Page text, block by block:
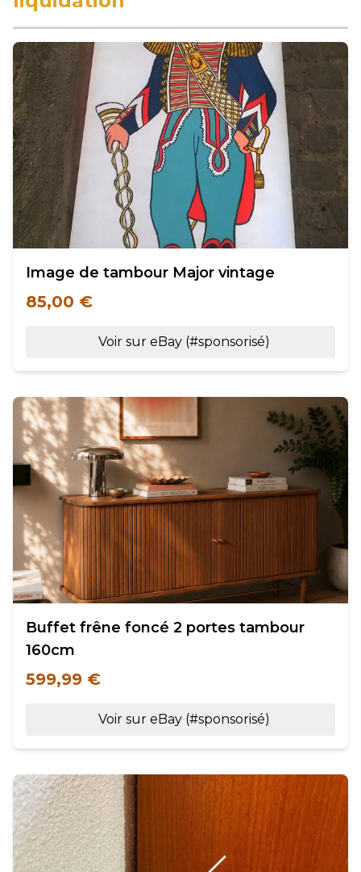
Image de tambour Major vintage
85,00 €
Voir sur eBay (#sponsorisé)
Buffet frêne foncé 2 portes tambour
160cm
599,99 €
Voir sur eBay (#sponsorisé)